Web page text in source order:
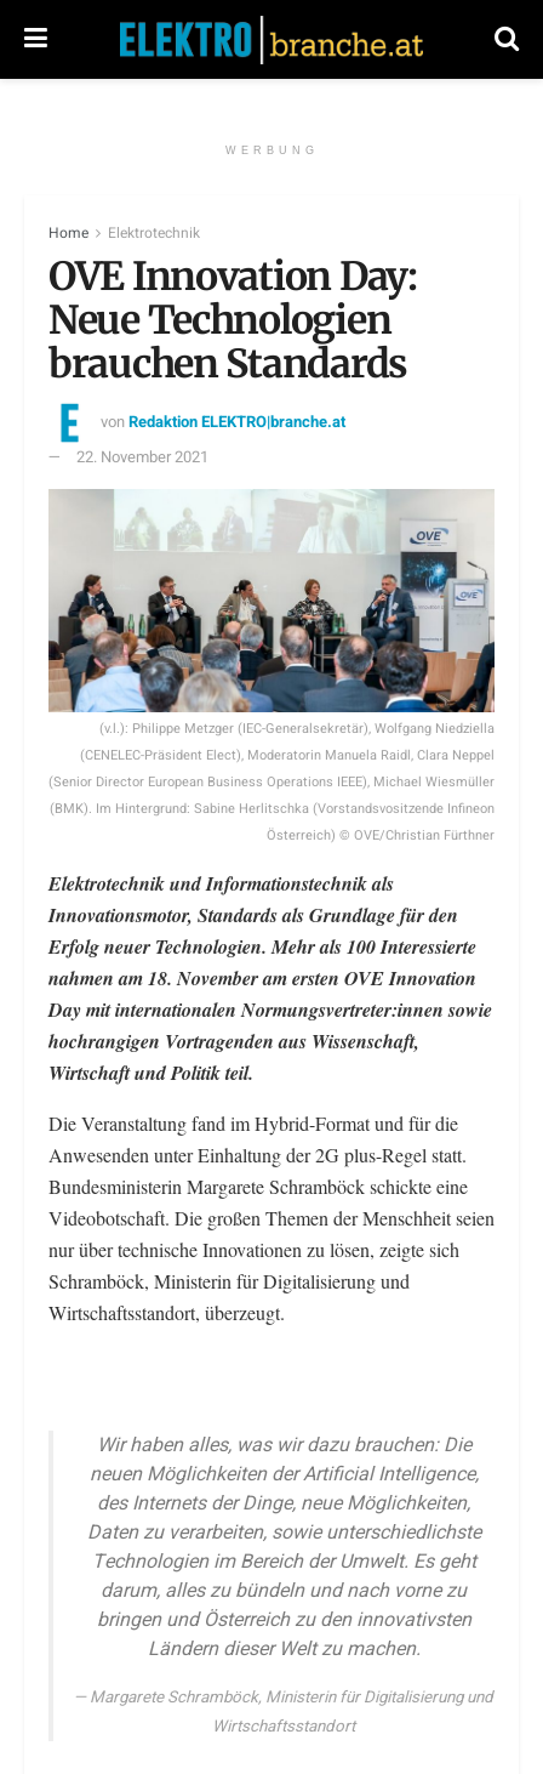
WERBUNG
Home Elektrotechnik
OVE Innovation Day:
Neue Technologien
brauchen Standards
vonRedaktion ELEKTRO|branche.at
22. November 2021
(v.l.): Philippe Metzger (IEC-Generalsekretär), Wolfgang Niedziella
(CENELEC-Präsident Elect), Moderatorin Manuela Raidl, Clara Neppel
(Senior Director European Business Operations IEEE), Michael Wiesmüller
(BMK). Im Hintergrund: Sabine Herlitschka (Vorstandsvositzende Infineon
Österreich) © OVE/Christian Fürthner
Elektrotechnik und Informationstechnik als
Innovationsmotor, Standards als Grundlage für den
Erfolg neuer Technologien. Mehr als 100 Interessierte
nahmen am 18. November am ersten OVE Innovation
Day mit internationalen Normungsvertreter:innen sowie
hochrangigen Vortragenden aus Wissenschaft,
Wirtschaft und Politik teil.
Die Veranstaltung fand im Hybrid-Format und für die
Anwesenden unter Einhaltung der 2G plus-Regel statt.
Bundesministerin Margarete Schramböck schickte eine
Videobotschaft. Die großen Themen der Menschheit seien
nur über technische Innovationen zu lösen, zeigte sich
Schramböck, Ministerin für Digitalisierung und
Wirtschaftsstandort, überzeugt.
Wir haben alles, was wir dazu brauchen: Die
neuen Möglichkeiten der Artificial Intelligence,
des Internets der Dinge, neue Möglichkeiten,
Daten zu verarbeiten, sowie unterschiedlichste
Technologien im Bereich der Umwelt. Es geht
darum, alles zu bündeln und nach vorne zu
bringen und Österreich zu den innovativsten
Ländern dieser Welt zu machen.
Margarete Schramböck, Ministerin für Digitalisierung und
Wirtschaftsstandort